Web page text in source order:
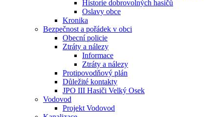
Historie dobrovolných hasičů
Oslavy obce
Kronika
Bezpečnost a pořádek v obci
Obecní policie
Ztráty a nálezy
Informace
Ztráty a nálezy
Protipovodňový plán
Důležité kontakty
JPO III Hasiči Velký Osek
Vodovod
Projekt Vodovod